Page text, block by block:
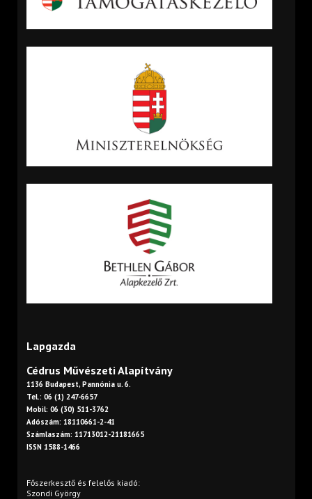
Lapgazda
Cédrus Művészeti Alapítvány
1136 Budapest, Pannónia u. 6.
Tel.: 06 (1) 247-6657
Mobil: 06 (30) 511-3762
Adószám: 18110661-2-41
Számlaszám: 11713012-21181665
ISSN 1588-1466
Főszerkesztő és felelős kiadó:
Szondi György